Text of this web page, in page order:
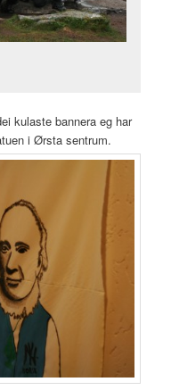
kulaste bannera eg har
i Ørsta sentrum.